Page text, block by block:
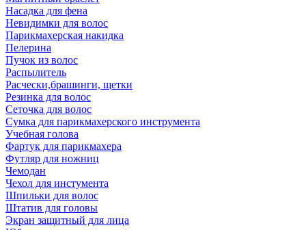
Насадка для фена
Невидимки для волос
Парикмахерская накидка
Пелерина
Пучок из волос
Распылитель
Расчески,брашинги, щетки
Резинка для волос
Сеточка для волос
Сумка для парикмахерского инструмента
Учебная голова
Фартук для парикмахера
Футляр для ножниц
Чемодан
Чехол для инстумента
Шпильки для волос
Штатив для головы
Экран защитный для лица